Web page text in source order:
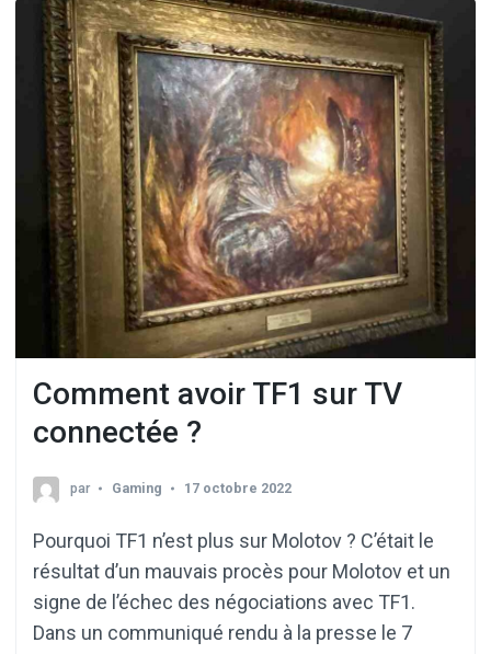
Comment avoir TF1 sur TV
connectée ?
par Gaming 17 octobre 2022
Pourquoi TF1 n’est plus sur Molotov ? C’était le
résultat d’un mauvais procès pour Molotov et un
signe de l’échec des négociations avec TF1.
Dans un communiqué rendu à la presse le 7